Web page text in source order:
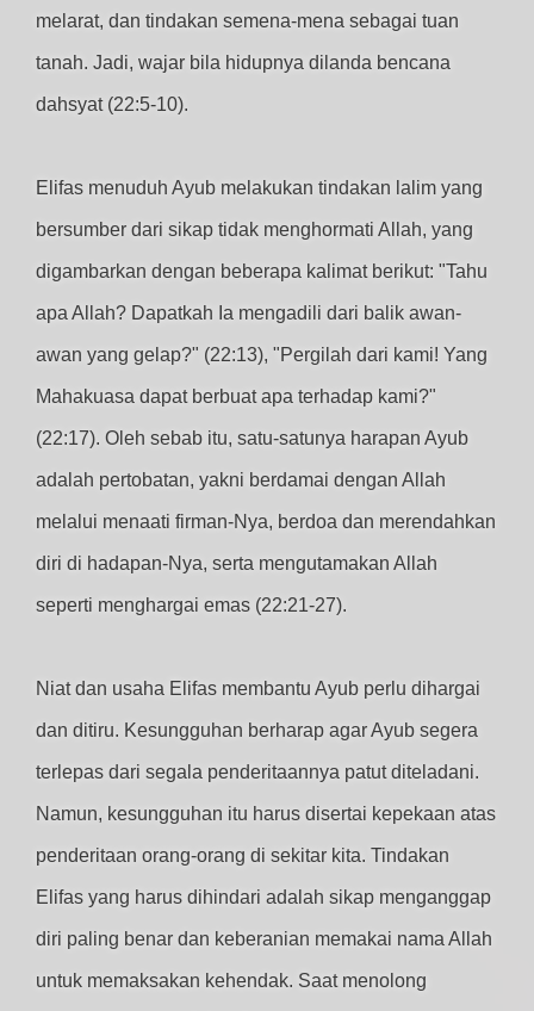
melarat, dan tindakan semena-mena sebagai tuan
tanah. Jadi, wajar bila hidupnya dilanda bencana
dahsyat (22:5-10).
Elifas menuduh Ayub melakukan tindakan lalim yang
bersumber dari sikap tidak menghormati Allah, yang
digambarkan dengan beberapa kalimat berikut: "Tahu
apa Allah? Dapatkah Ia mengadili dari balik awan-
awan yang gelap?" (22:13), "Pergilah dari kami! Yang
Mahakuasa dapat berbuat apa terhadap kami?"
(22:17). Oleh sebab itu, satu-satunya harapan Ayub
adalah pertobatan, yakni berdamai dengan Allah
melalui menaati firman-Nya, berdoa dan merendahkan
diri di hadapan-Nya, serta mengutamakan Allah
seperti menghargai emas (22:21-27).
Niat dan usaha Elifas membantu Ayub perlu dihargai
dan ditiru. Kesungguhan berharap agar Ayub segera
terlepas dari segala penderitaannya patut diteladani.
Namun, kesungguhan itu harus disertai kepekaan atas
penderitaan orang-orang di sekitar kita. Tindakan
Elifas yang harus dihindari adalah sikap menganggap
diri paling benar dan keberanian memakai nama Allah
untuk memaksakan kehendak. Saat menolong